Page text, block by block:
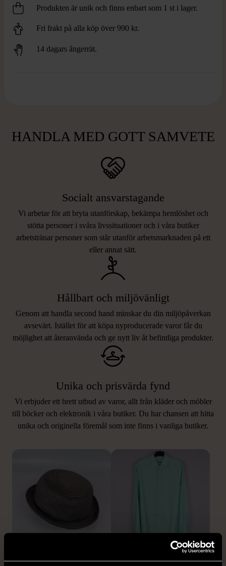
Produkten är unik och finns enbart som 1 st i lager.
Fri frakt på alla köp över 990 kr.
14 dagars ångerrät.
HANDLA MED GOTT SAMVETE
Socialt ansvarstagande
Vi arbetar för att bryta utanförskap, bekämpa hemlöshet och
stötta personer i svåra livssituationer och i våra butiker
arbetstränar personer som står utanför arbetsmarknaden på ett
eller annat sätt.
Hållbart och miljövänligt
Genom att handla second hand minskar du din miljöpåverkan
avsevärt. Istället för att köpa nyproducerade varor får du
möjlighet att återanvända och ge nytt liv åt befintliga produkter.
Unika och prisvärda fynd
Vi erbjuder ett brett utbud av varor, allt från kläder och möbler
till böcker och elektronik i våra butiker. Du har chansen att hitta
unika och originella föremål som inte finns i vanliga butiker.
LIKNANDE PRODUKTER
Hitta produkter som påminner om denna
STETSON
STENSTRÖMS